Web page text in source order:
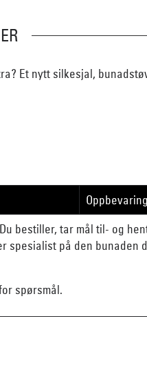
Et nytt silkesjal,
bestiller, tar mål til- og
spesialist på den bunaden
spørsmål.